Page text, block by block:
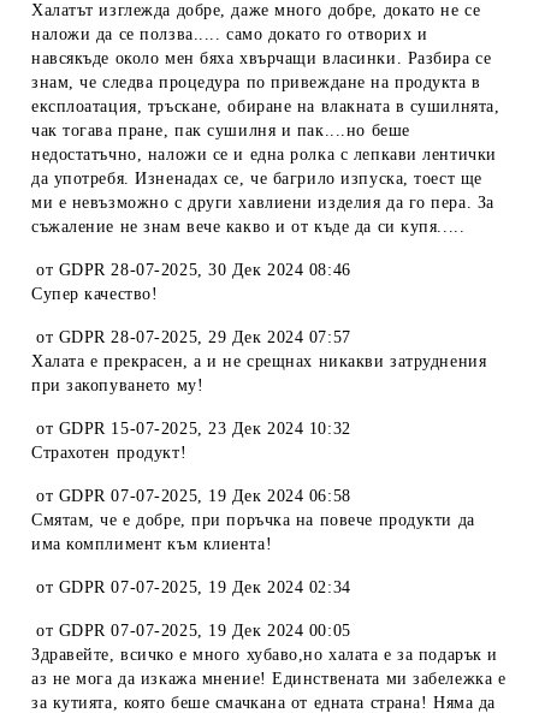
Халатът изглежда добре, даже много добре, докато не се
наложи да се ползва..... само докато го отворих и
навсякъде около мен бяха хвърчащи власинки. Разбира се
знам, че следва процедура по привеждане на продукта в
експлоатация, тръскане, обиране на влакната в сушилнята,
чак тогава пране, пак сушилня и пак....но беше
недостатъчно, наложи се и една ролка с лепкави лентички
да употребя. Изненадах се, че багрило изпуска, тоест ще
ми е невъзможно с други хавлиени изделия да го пера. За
съжаление не знам вече какво и от къде да си купя.....
от GDPR 28-07-2025,30 Дек 2024 08:46
Супер качество!
от GDPR 28-07-2025,29 Дек 2024 07:57
Халата е прекрасен, а и не срещнах никакви затруднения
при закопуването му!
от GDPR 15-07-2025,23 Дек 2024 10:32
Страхотен продукт!
от GDPR 07-07-2025, 19 Дек 2024 06:58
Смятам, че е добре, при поръчка на повече продукти да
има комплимент към клиента!
от GDPR 07-07-2025, 19 Дек 2024 02:34
от GDPR 07-07-2025, 19 Дек 2024 00:05
Здравейте, всичко е много хубаво,но халата е за подарък и
аз не мога да изкажа мнение! Единствената ми забележка е
за кутията, която беше смачкана от едната страна! Няма да